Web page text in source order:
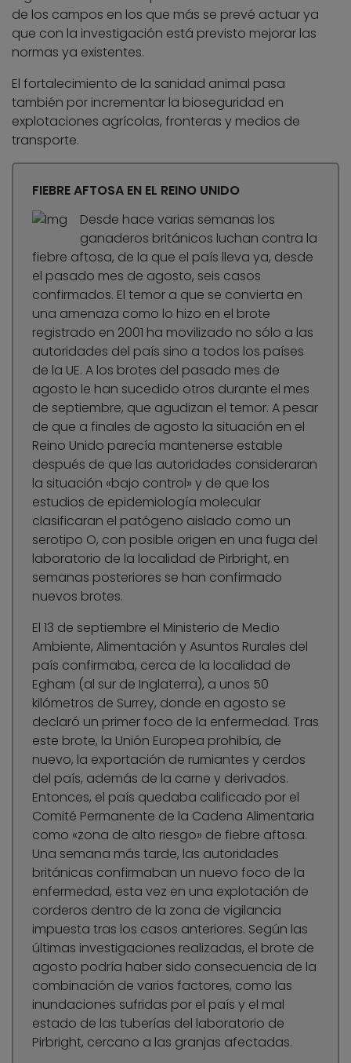
de los campos en los que más se prevé actuar ya
que con la investigación está previsto mejorar las
normas ya existentes.
El fortalecimiento de la sanidad animal pasa
también por incrementar la bioseguridad en
explotaciones agrícolas, fronteras y medios de
transporte.
FIEBRE AFTOSA EN EL REINO UNIDO
Desde hace varias semanas los
ganaderos británicos luchan contra la
fiebre aftosa, de la que el país lleva ya, desde
el pasado mes de agosto, seis casos
confirmados. El temor a que se convierta en
una amenaza como lo hizo en el brote
registrado en 2001 ha movilizado no sólo a las
autoridades del país sino a todos los países
de la UE. A los brotes del pasado mes de
agosto le han sucedido otros durante el mes
de septiembre, que agudizan el temor. A pesar
de que a finales de agosto la situación en el
Reino Unido parecía mantenerse estable
después de que las autoridades consideraran
la situación «bajo control» y de que los
estudios de epidemiología molecular
clasificaran el patógeno aislado como un
serotipo O, con posible origen en una fuga del
laboratorio de la localidad de Pirbright, en
semanas posteriores se han confirmado
nuevos brotes.
El 13 de septiembre el Ministerio de Medio
Ambiente, Alimentación y Asuntos Rurales del
país confirmaba, cerca de la localidad de
Egham (al sur de Inglaterra), a unos 50
kilómetros de Surrey, donde en agosto se
declaró un primer foco de la enfermedad. Tras
este brote, la Unión Europea prohibía, de
nuevo, la exportación de rumiantes y cerdos
del país, además de la carne y derivados.
Entonces, el país quedaba calificado por el
Comité Permanente de la Cadena Alimentaria
como «zona de alto riesgo» de fiebre aftosa.
Una semana más tarde, las autoridades
británicas confirmaban un nuevo foco de la
enfermedad, esta vez en una explotación de
corderos dentro de la zona de vigilancia
impuesta tras los casos anteriores. Según las
últimas investigaciones realizadas, el brote de
agosto podría haber sido consecuencia de la
combinación de varios factores, como las
inundaciones sufridas por el país y el mal
estado de las tuberías del laboratorio de
Pirbright, cercano a las granjas afectadas.